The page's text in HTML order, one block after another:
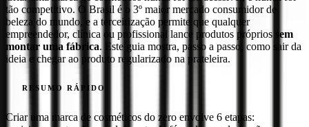
tão competitivo. O Brasil é o 3º maior mercado consumidor de
beleza do mundo, e a terceirização permite que qualquer
empreendedor, clínica ou profissional lance produtos próprios sem
montar uma fábrica. Este guia mostra, passo a passo, como sair da
ideia e chegar ao produto regularizado na prateleira.
RESUMO RÁPIDO
Criar uma marca de cosméticos do zero envolve 6 etapas: